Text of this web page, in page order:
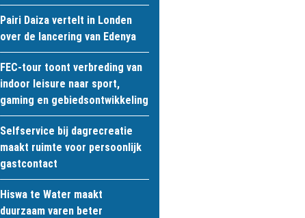
Pairi Daiza vertelt in Londen
over de lancering van Edenya
FEC-tour toont verbreding van
indoor leisure naar sport,
gaming en gebiedsontwikkeling
Selfservice bij dagrecreatie
maakt ruimte voor persoonlijk
gastcontact
Hiswa te Water maakt
duurzaam varen beter